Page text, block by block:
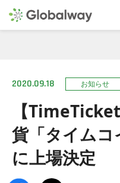
【
貨「タイム
に上場決定
2020.09.18 お知らせ